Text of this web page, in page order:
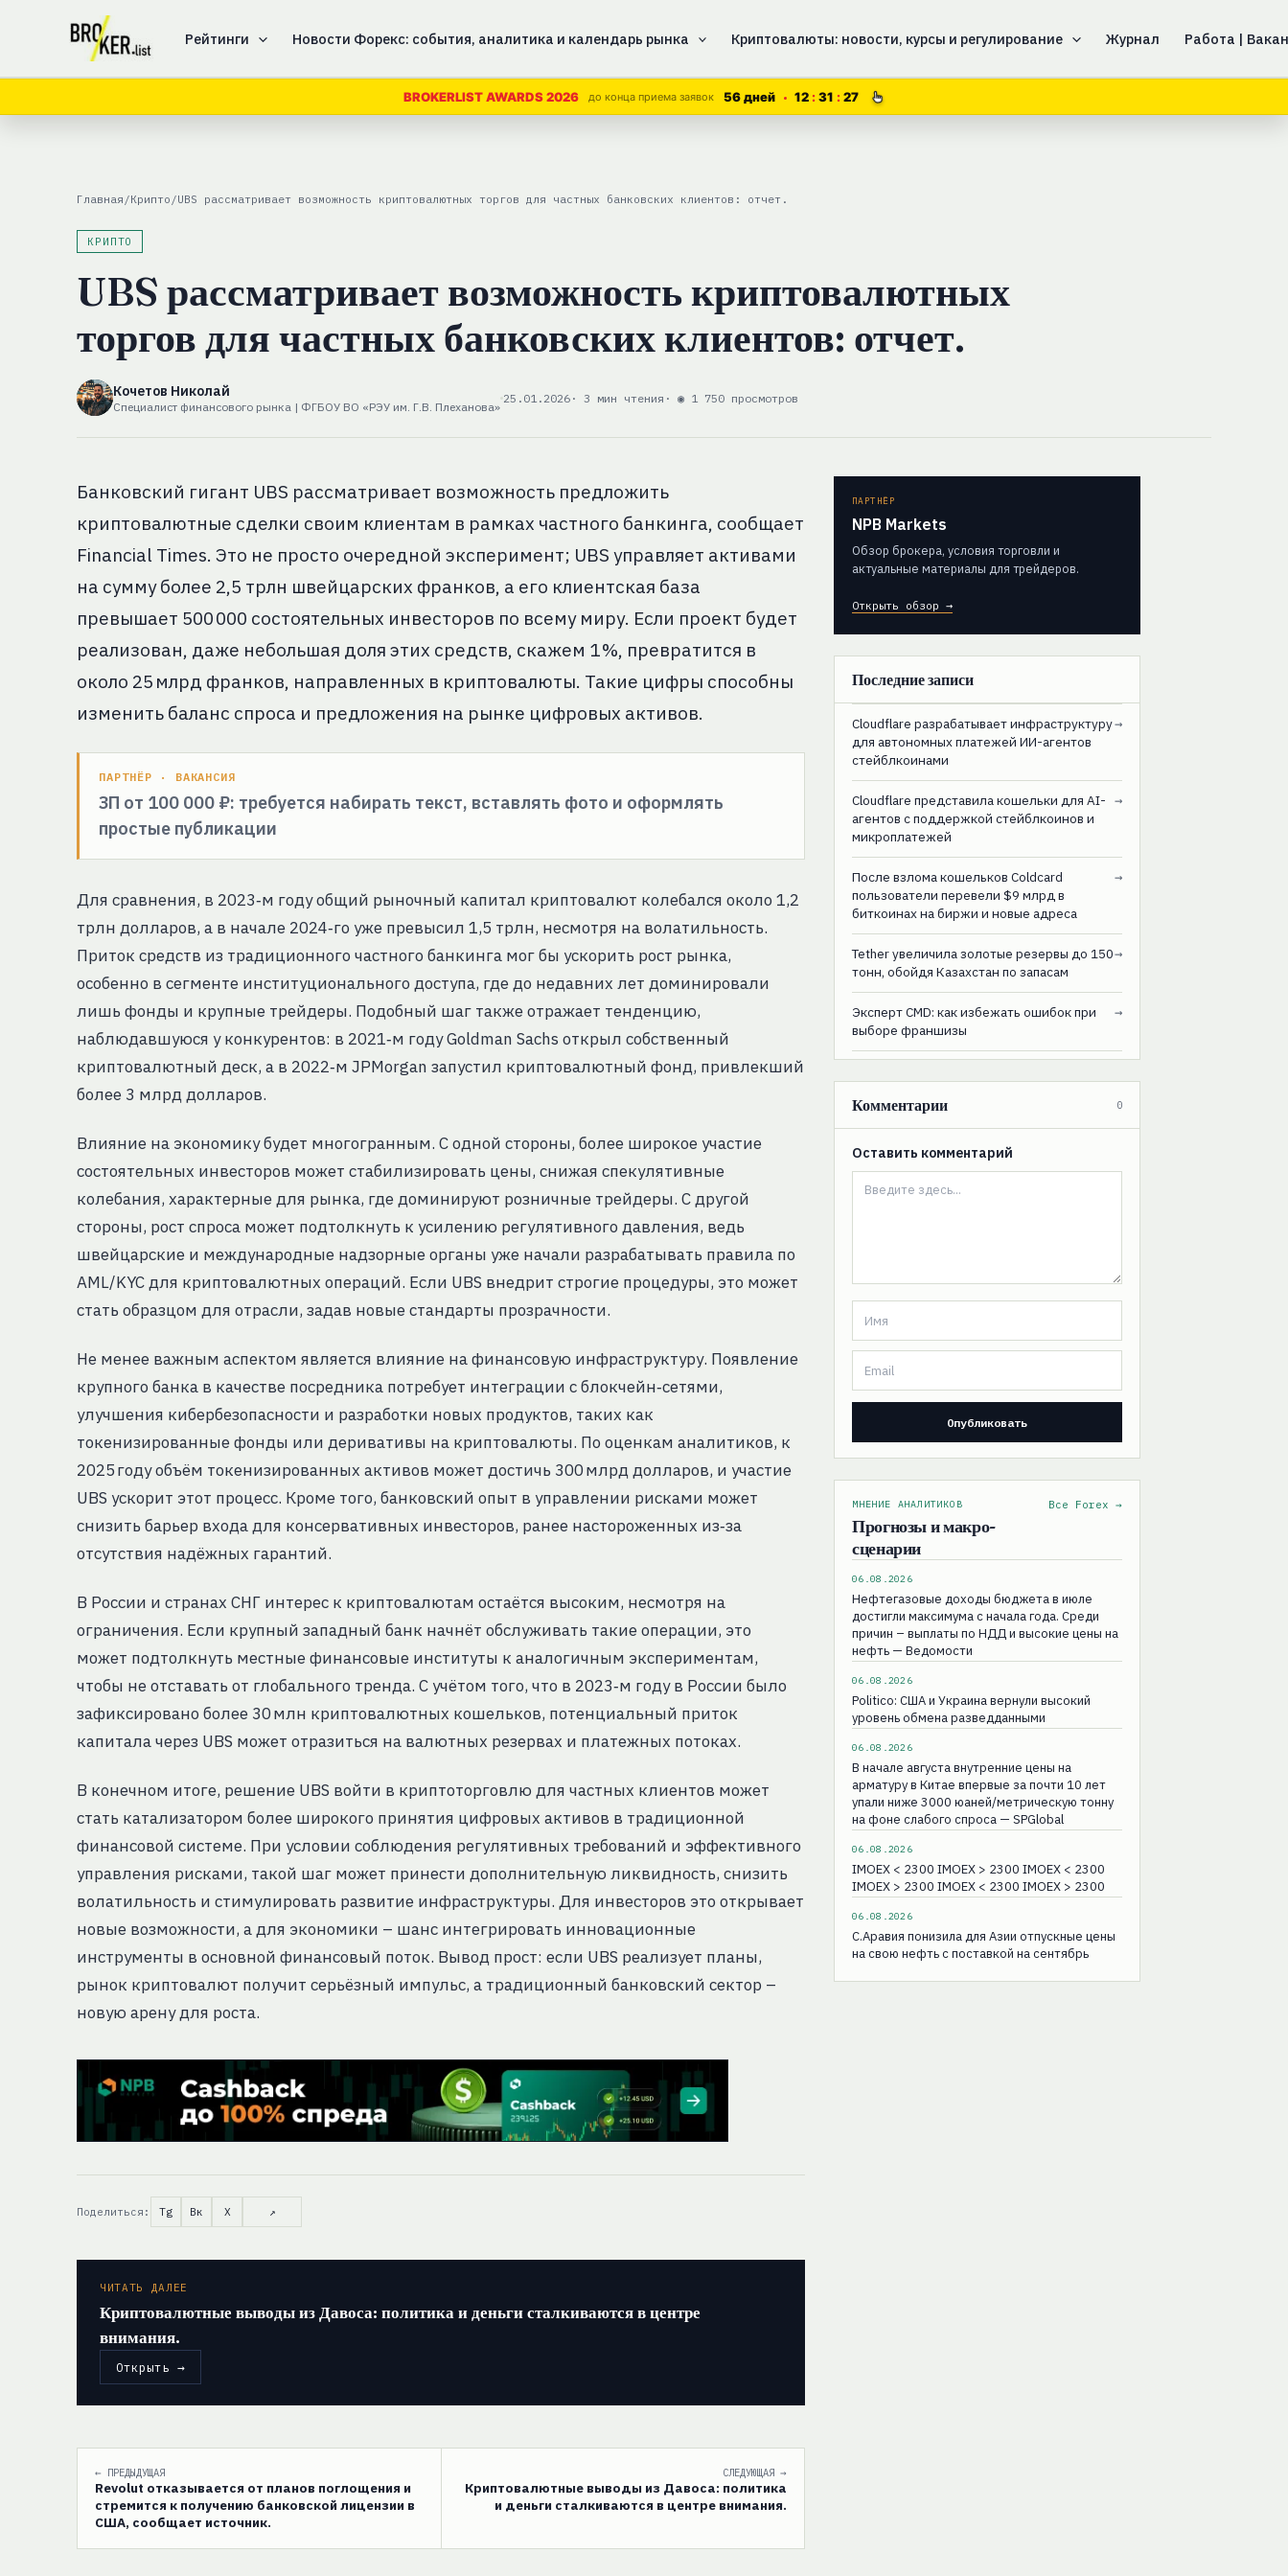
содержимому
Рейтинги Новости Форекс: события, аналитика и календарь рынка Криптовалюты: новости, курсы и регулирование Журнал Работа |
BROKERLIST AWARDS 2026 до конца приема заявок 56 дней 12 31 26
Главная /Крипто /UBS рассматривает возможность криптовалютных торгов для частных банковских клиентов: отчет.
КРИПТО
UBS рассматривает возможность криптовалютных
торгов для частных банковских клиентов: отчет.
Кочетов Николай
Специалист финансового рынка | ФГБОУ ВО «РЭУ им. Г.В. Плеханова»
25.01.2026 · 3 мин чтения · ◉ 1 750 просмотров
Банковский гигант UBS рассматривает возможность предложить
криптовалютные сделки своим клиентам в рамках частного банкинга, сообщает
Financial Times. Это не просто очередной эксперимент; UBS управляет активами
на сумму более 2,5 трлн швейцарских франков, а его клиентская база
превышает 500 000 состоятельных инвесторов по всему миру. Если проект будет
реализован, даже небольшая доля этих средств, скажем 1 %, превратится в
около 25 млрд франков, направленных в криптовалюты. Такие цифры способны
изменить баланс спроса и предложения на рынке цифровых активов.
ПАРТНЁР · ВАКАНСИЯ
ЗП от 100 000 ₽: требуется набирать текст, вставлять фото и оформлять
простые публикации
Для сравнения, в 2023‑м году общий рыночный капитал криптовалют колебался около 1,2
трлн долларов, а в начале 2024‑го уже превысил 1,5 трлн, несмотря на волатильность.
Приток средств из традиционного частного банкинга мог бы ускорить рост рынка,
особенно в сегменте институционального доступа, где до недавних лет доминировали
лишь фонды и крупные трейдеры. Подобный шаг также отражает тенденцию,
наблюдавшуюся у конкурентов: в 2021‑м году Goldman Sachs открыл собственный
криптовалютный деск, а в 2022‑м JPMorgan запустил криптовалютный фонд, привлекший
более 3 млрд долларов.
Влияние на экономику будет многогранным. С одной стороны, более широкое участие
состоятельных инвесторов может стабилизировать цены, снижая спекулятивные
колебания, характерные для рынка, где доминируют розничные трейдеры. С другой
стороны, рост спроса может подтолкнуть к усилению регулятивного давления, ведь
швейцарские и международные надзорные органы уже начали разрабатывать правила по
AML/KYC для криптовалютных операций. Если UBS внедрит строгие процедуры, это может
стать образцом для отрасли, задав новые стандарты прозрачности.
Не менее важным аспектом является влияние на финансовую инфраструктуру. Появление
крупного банка в качестве посредника потребует интеграции с блокчейн‑сетями,
улучшения кибербезопасности и разработки новых продуктов, таких как
токенизированные фонды или деривативы на криптовалюты. По оценкам аналитиков, к
2025 году объём токенизированных активов может достичь 300 млрд долларов, и участие
UBS ускорит этот процесс. Кроме того, банковский опыт в управлении рисками может
снизить барьер входа для консервативных инвесторов, ранее настороженных из‑за
отсутствия надёжных гарантий.
В России и странах СНГ интерес к криптовалютам остаётся высоким, несмотря на
ограничения. Если крупный западный банк начнёт обслуживать такие операции, это
может подтолкнуть местные финансовые институты к аналогичным экспериментам,
чтобы не отставать от глобального тренда. С учётом того, что в 2023‑м году в России было
зафиксировано более 30 млн криптовалютных кошельков, потенциальный приток
капитала через UBS может отразиться на валютных резервах и платежных потоках.
В конечном итоге, решение UBS войти в криптоторговлю для частных клиентов может
стать катализатором более широкого принятия цифровых активов в традиционной
финансовой системе. При условии соблюдения регулятивных требований и эффективного
управления рисками, такой шаг может принести дополнительную ликвидность, снизить
волатильность и стимулировать развитие инфраструктуры. Для инвесторов это открывает
новые возможности, а для экономики – шанс интегрировать инновационные
инструменты в основной финансовый поток. Вывод прост: если UBS реализует планы,
рынок криптовалют получит серьёзный импульс, а традиционный банковский сектор –
новую арену для роста.
Поделиться: Tg Вк X ↗
ЧИТАТЬ ДАЛЕЕ
Криптовалютные выводы из Давоса: политика и деньги сталкиваются в центре
внимания.
Открыть →
← ПРЕДЫДУЩАЯ
Revolut отказывается от планов поглощения и
стремится к получению банковской лицензии в
США, сообщает источник.
СЛЕДУЮЩАЯ →
Криптовалютные выводы из Давоса: политика
и деньги сталкиваются в центре внимания.
ПАРТНЁР
NPB Markets
Обзор брокера, условия торговли и
актуальные материалы для трейдеров.
Открыть обзор →
Последние записи
Cloudflare разрабатывает инфраструктуру
для автономных платежей ИИ-агентов
стейблкоинами
→
Cloudflare представила кошельки для AI-
агентов с поддержкой стейблкоинов и
микроплатежей
→
После взлома кошельков Coldcard
пользователи перевели $9 млрд в
биткоинах на биржи и новые адреса
→
Tether увеличила золотые резервы до 150
тонн, обойдя Казахстан по запасам
→
Эксперт CMD: как избежать ошибок при
выборе франшизы
→
Комментарии 0
Оставить комментарий
МНЕНИЕ АНАЛИТИКОВ
Прогнозы и макро-
сценарии
Все Forex →
06.08.2026
Нефтегазовые доходы бюджета в июле
достигли максимума с начала года. Среди
причин – выплаты по НДД и высокие цены на
нефть — Ведомости
06.08.2026
Politico: США и Украина вернули высокий
уровень обмена разведданными
06.08.2026
В начале августа внутренние цены на
арматуру в Китае впервые за почти 10 лет
упали ниже 3000 юаней/метрическую тонну
на фоне слабого спроса — SPGlobal
06.08.2026
IMOEX < 2300 IMOEX > 2300 IMOEX < 2300
IMOEX > 2300 IMOEX < 2300 IMOEX > 2300
06.08.2026
С.Аравия понизила для Азии отпускные цены
на свою нефть с поставкой на сентябрь